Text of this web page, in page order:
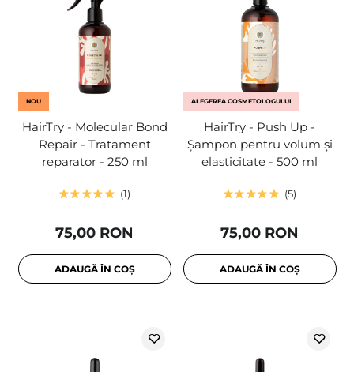
NOU
HairTry - Molecular Bond
Repair - Tratament
reparator - 250 ml
1
75,00 RON
ADAUGĂ ÎN COȘ
ALEGEREA COSMETOLOGULUI
HairTry - Push Up -
Șampon pentru volum și
elasticitate - 500 ml
5
75,00 RON
ADAUGĂ ÎN COȘ